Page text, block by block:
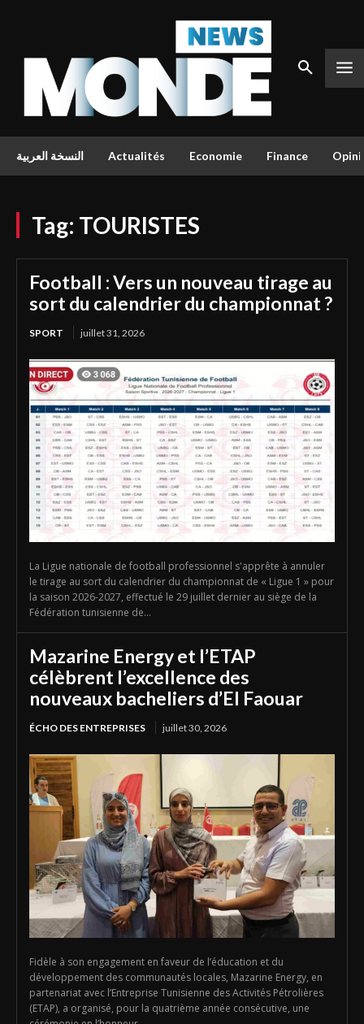
النسخة العربية Actualités Economie Finance
Tag: TOURISTES
Football : Vers un nouveau tirage au
sort du calendrier du championnat ?
SPORT juillet 31, 2026
La Ligue nationale de football professionnel s'apprête à annuler
le tirage au sort du calendrier du championnat de « Ligue 1 » pour
la saison 2026-2027, effectué le 29 juillet dernier au siège de la
Fédération tunisienne de...
Mazarine Energy et l’ETAP
célèbrent l’excellence des
nouveaux bacheliers d’El Faouar
ÉCHO DES ENTREPRISES juillet 30, 2026
Fidèle à son engagement en faveur de l’éducation et du
développement des communautés locales, Mazarine Energy, en
partenariat avec l’Entreprise Tunisienne des Activités Pétrolières
(ETAP), a organisé, pour la quatrième année consécutive, une